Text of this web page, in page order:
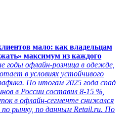
мало: как владельцам
максимум из каждого
годы офлайн-розница в одежде,
в условиях устойчивого
По итогам 2025 года спад
в России составил 8-15 %,
в офлайн-сегменте снижался
по рынку, по данным Retail.ru. По